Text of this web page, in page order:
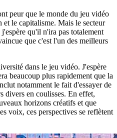
peur que le monde du jeu vidéo
le capitalisme. Mais le secteur
qu'il n'ira pas totalement
que c'est l'un des meilleurs
dans le jeu vidéo. J'espère
beaucoup plus rapidement que la
notamment le fait d'essayer de
divers en coulisses. En effet,
horizons créatifs et que
voix, ces perspectives se reflètent